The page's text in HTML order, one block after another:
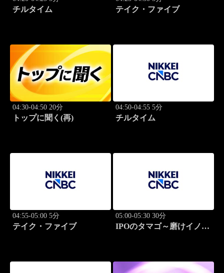
チルタイム テイク・ファイブ
04:30-04:50 20分
トップに聞く(再)
04:50-04:55 5分
チルタイム
04:55-05:00 5分
テイク・ファイブ
05:00-05:30 30分
IPOのタマゴ～磨けイノベ